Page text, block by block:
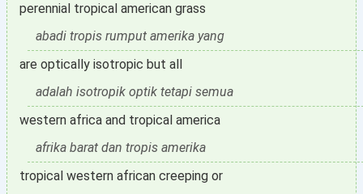
perennial tropical american grass
abadi tropis rumput amerika yang
are optically isotropic but all
adalah isotropik optik tetapi semua
western africa and tropical america
afrika barat dan tropis amerika
tropical western african creeping or